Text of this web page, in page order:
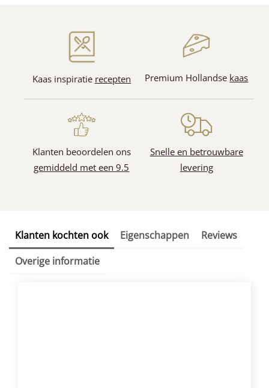
Kaas inspiratie recepten Premium Hollandse kaas
Klanten beoordelen ons
gemiddeld met een 9.5
Snelle en betrouwbare
levering
Klanten kochten ook Eigenschappen
Reviews
Overige informatie